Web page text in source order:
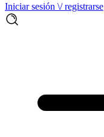
Iniciar sesión \/ registrarse